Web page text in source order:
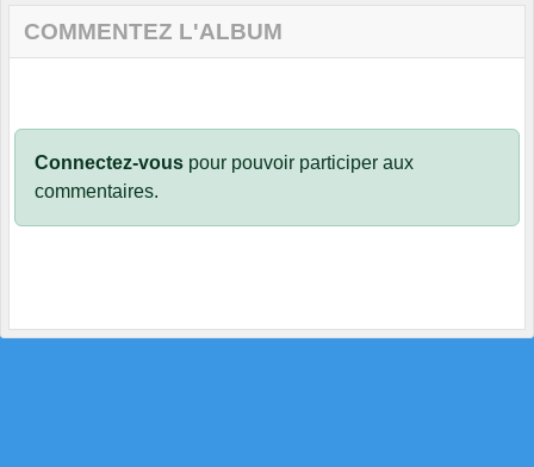
COMMENTEZ L'ALBUM
Connectez-vous pour pouvoir participer aux
commentaires.